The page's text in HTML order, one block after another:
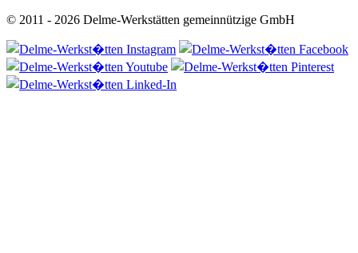
© 2011 - 2026 Delme-Werkstätten gemeinnützige GmbH